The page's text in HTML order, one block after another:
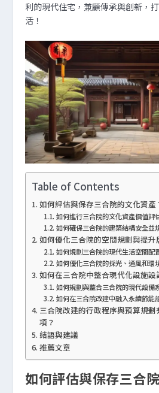
利的現代住宅，兼顧傳承與創新，
活！
Table of Contents
如何評估與保存三合院的文化資產
如何進行三合院的文化資產價值評
如何確保三合院的建築結構安全並
如何優化三合院的空間規劃與提升
如何規劃三合院的現代生活空間配
如何優化三合院的採光、通風和環
如何在三合院中整合現代化設施設
如何規劃與整合三合院的現代設備
如何在三合院改建中融入永續節能
三合院改建的行政程序與預算規
項？
結語與建議
推薦文章
如何評估與保存三合